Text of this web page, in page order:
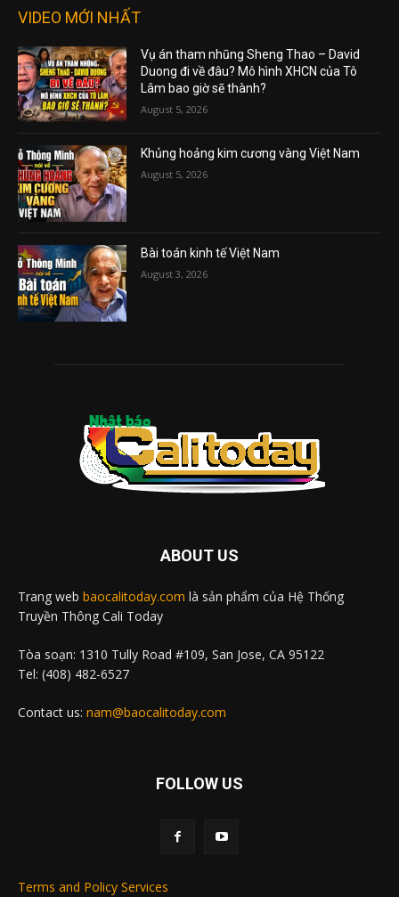
VIDEO MỚI NHẤT
Vụ án tham nhũng Sheng Thao – David
Duong đi về đâu? Mô hình XHCN của Tô
Lâm bao giờ sẽ thành?
August 5, 2026
Khủng hoảng kim cương vàng Việt Nam
August 5, 2026
Bài toán kinh tế Việt Nam
August 3, 2026
ABOUT US
Trang web baocalitoday.com là sản phẩm của Hệ Thống
Truyền Thông Cali Today
Tòa soạn: 1310 Tully Road #109, San Jose, CA 95122
Tel: (408) 482-6527
Contact us: nam@baocalitoday.com
FOLLOW US
Terms and Policy Services